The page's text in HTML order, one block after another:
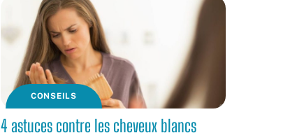
CONSEILS
4 astuces contre les cheveux blancs